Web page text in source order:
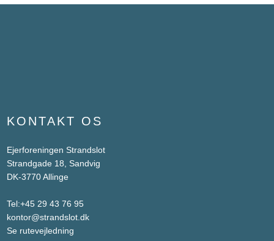
KONTAKT OS
Ejerforeningen Strandslot
Strandgade 18, Sandvig
DK-3770 Allinge
Tel:+45 29 43 76 95
kontor@strandslot.dk
Se rutevejledning